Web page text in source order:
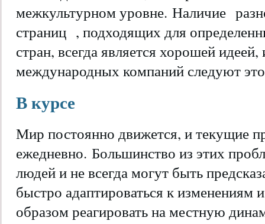
межкультурном уровне. Наличие
страниц , подходящих для
стран, всегда является хорошей
международных компаний следуют
В курсе
Мир постоянно движется, и текущие
ежедневно. Большинство из этих
людей и не всегда могут быть
быстро адаптироваться к изменениям
образом реагировать на местную